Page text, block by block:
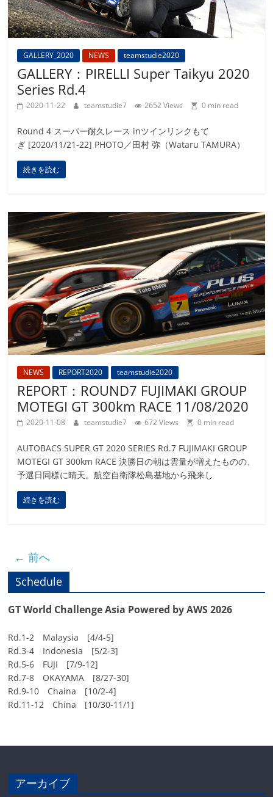
GALLERY_2020 NEWS teamstudie2020
GALLERY：PIRELLI Super Taikyu 2020
Series Rd.4
2020-11-22 teamstudie7 2652 Views 0 min read
Round 4 スーパー耐久レース inツインリンクもて
ぎ [2020/11/21-22] PHOTO／田村 弥（Wataru TAMURA）
続きを読む
NEWS REPORT2020 teamstudie2020
REPORT：ROUND7 FUJIMAKI GROUP
MOTEGI GT 300km RACE 11/08/2020
2020-11-08 teamstudie7 672 Views 0 min read
AUTOBACS SUPER GT 2020 SERIES Rd.7 FUJIMAKI GROUP
MOTEGI GT 300km RACE 決勝日の朝は雲量が増えたものの、
予選日同様に晴天。航空自衛隊松島基地から飛来し
続きを読む
← 前へ
Schedule
GT World Challenge Asia Powered by AWS 2026
Rd.1-2 Malaysia [4/4-5]
Rd.3-4 Indonesia [5/2-3]
Rd.5-6 FUJI [7/9-12]
Rd.7-8 OKAYAMA [8/27-30]
Rd.9-10 Chaina [10/2-4]
Rd.11-12 China [10/30-11/1]
アーカイブ